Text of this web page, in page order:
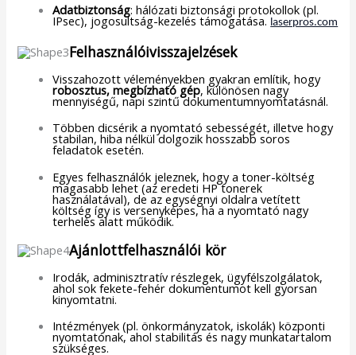
Adatbiztonság: hálózati biztonsági protokollok (pl.
IPsec), jogosultság-kezelés támogatása. laserpros.com
Felhasználóivisszajelzések
Visszahozott véleményekben gyakran említik, hogy
robosztus, megbízható gép, különösen nagy
mennyiségű, napi szintű dokumentumnyomtatásnál.
Többen dicsérik a nyomtató sebességét, illetve hogy
stabilan, hiba nélkül dolgozik hosszabb soros
feladatok esetén.
Egyes felhasználók jeleznek, hogy a toner-költség
magasabb lehet (az eredeti HP tonerek
használatával), de az egységnyi oldalra vetített
költség így is versenyképes, ha a nyomtató nagy
terhelés alatt működik.
Ajánlottfelhasználói kör
Irodák, adminisztratív részlegek, ügyfélszolgálatok,
ahol sok fekete-fehér dokumentumot kell gyorsan
kinyomtatni.
Intézmények (pl. önkormányzatok, iskolák) központi
nyomtatónak, ahol stabilitás és nagy munkatartalom
szükséges.